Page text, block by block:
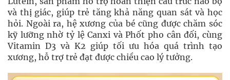
và thị giác, giúp trẻ tăng khả năng quan sát và học
hỏi. Ngoài ra, hệ xương của bé cũng được chăm sóc
kỹ lưỡng nhờ tỷ lệ Canxi và Phốt pho cân đối, cùng
Vitamin D3 và K2 giúp tối ưu hóa quá trình tạo
xương, hỗ trợ trẻ đạt được chiều cao lý tưởng.